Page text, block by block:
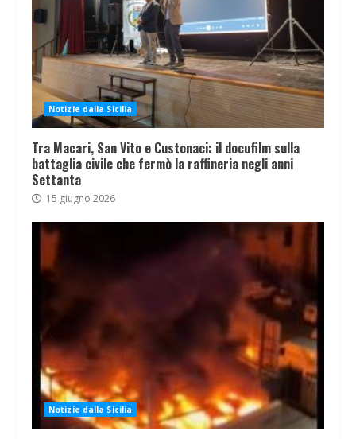
Notizie dalla Sicilia
Tra Macari, San Vito e Custonaci: il docufilm sulla
battaglia civile che fermò la raffineria negli anni
Settanta
15 giugno 2026
Notizie dalla Sicilia